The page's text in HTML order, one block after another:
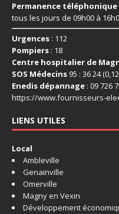
Permanence téléphonique
tous les jours de 09h00 à
Urgences : 112
Pompiers : 18
Centre hospitalier de
SOS Médecins 95 : 36 24
Enedis dépannage : 09 726
https://www.fournisseurs-
LIENS UTILES
Local
Ambleville
Genainville
Omerville
Magny en Vexin
Développement